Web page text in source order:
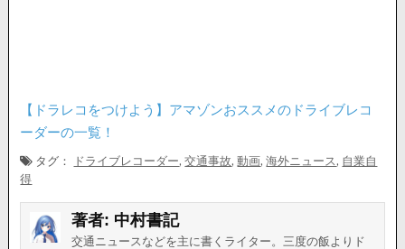
【ドラレコをつけよう】アマゾンおススメのドライブレコ
ーダーの一覧！
タグ： ドライブレコーダー,交通事故,動画,海外ニュース , 自業自
得
著者: 中村書記
交通ニュースなどを主に書くライター。三度の飯よりド